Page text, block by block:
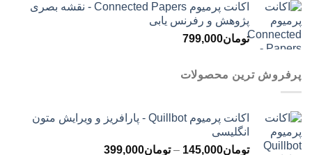
اکانت پرمیوم Connected Papers - نقشه بصری
پژوهش و رفرنس یابی
تومان799,000
پرفروش ترین محصولات
اکانت پرمیوم Quillbot - پارافریز و ویرایش متون
انگلیسی
تومان145,000
– تومان399,000محدوده